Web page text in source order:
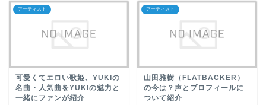
アーティスト
可愛くてエロい歌姫、YUKIの
名曲・人気曲をYUKIの魅力と
一緒にファンが紹介
アーティスト
山田雅樹（FLATBACKER）
の今は？声とプロフィールに
ついて紹介